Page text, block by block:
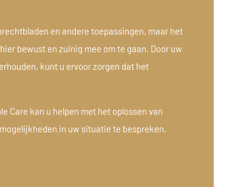
en andere toepassingen, maar het
bewust en zuinig mee om te gaan. Door uw
kunt u ervoor zorgen dat het
Care kan u helpen met het oplossen van
in uw situatie te bespreken.